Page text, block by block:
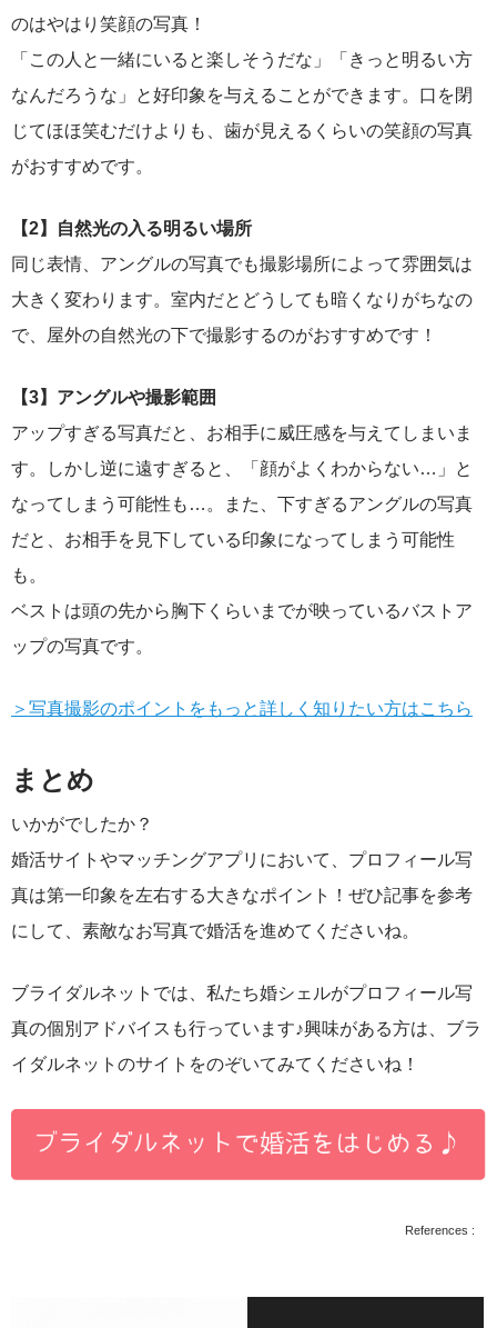
のはやはり笑顔の写真！
「この人と一緒にいると楽しそうだな」「きっと明るい方
なんだろうな」と好印象を与えることができます。口を閉
じてほほ笑むだけよりも、歯が見えるくらいの笑顔の写真
がおすすめです。
【2】自然光の入る明るい場所
同じ表情、アングルの写真でも撮影場所によって雰囲気は
大きく変わります。室内だとどうしても暗くなりがちなの
で、屋外の自然光の下で撮影するのがおすすめです！
【3】アングルや撮影範囲
アップすぎる写真だと、お相手に威圧感を与えてしまいま
す。しかし逆に遠すぎると、「顔がよくわからない…」と
なってしまう可能性も…。また、下すぎるアングルの写真
だと、お相手を見下している印象になってしまう可能性
も。
ベストは頭の先から胸下くらいまでが映っているバストア
ップの写真です。
＞写真撮影のポイントをもっと詳しく知りたい方はこちら
まとめ
いかがでしたか？
婚活サイトやマッチングアプリにおいて、プロフィール写
真は第一印象を左右する大きなポイント！ぜひ記事を参考
にして、素敵なお写真で婚活を進めてくださいね。
ブライダルネットでは、私たち婚シェルがプロフィール写
真の個別アドバイスも行っています♪興味がある方は、ブラ
イダルネットのサイトをのぞいてみてくださいね！
References :